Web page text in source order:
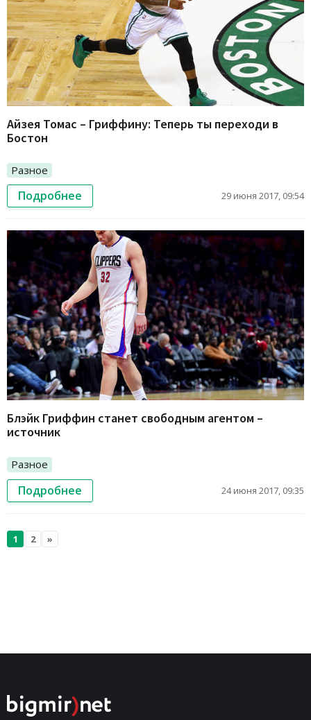
Айзея Томас – Гриффину: Теперь ты переходи в
Бостон
Разное
Подробнее 29 июня 2017, 09:54
Блэйк Гриффин станет свободным агентом –
источник
Разное
Подробнее 24 июня 2017, 09:35
1 2 »